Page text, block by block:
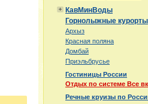
КавМинВоды
Горнолыжные курорты
Архыз
Красная поляна
Домбай
Приэльбрусье
Гостиницы России
Отдых по системе Все
Речные круизы по